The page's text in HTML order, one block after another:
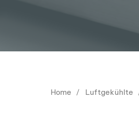
Home Luftgekühlte